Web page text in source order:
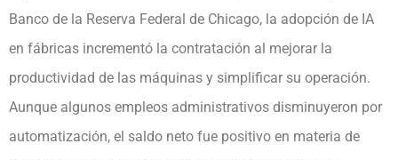
Banco de la Reserva Federal de Chicago, la adopción de IA
en fábricas incrementó la contratación al mejorar la
productividad de las máquinas y simplificar su operación.
Aunque algunos empleos administrativos disminuyeron por
automatización, el saldo neto fue positivo en materia de